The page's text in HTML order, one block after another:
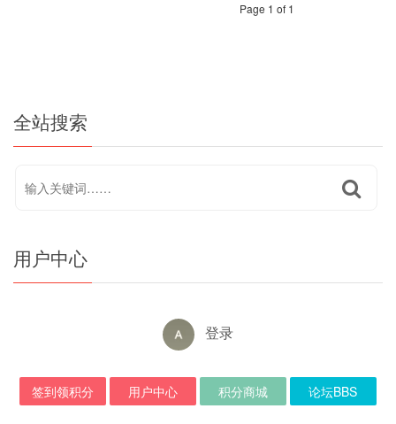
Page 1 of 1
全站搜索
用户中心
登录
签到领积分 用户中心 积分商城 论坛BBS